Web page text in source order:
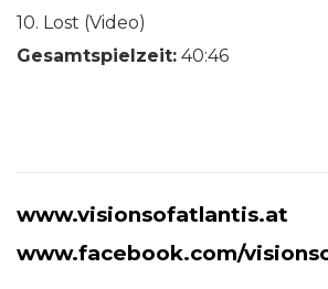
10. Lost (Video)
Gesamtspielzeit: 40:46
www.visionsofatlantis.at
www.facebook.com/